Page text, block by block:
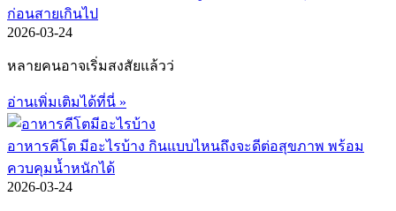
ก่อนสายเกินไป
2026-03-24
หลายคนอาจเริ่มสงสัยแล้วว่
อ่านเพิ่มเติมได้ที่นี่ »
อาหารคีโต มีอะไรบ้าง กินแบบไหนถึงจะดีต่อสุขภาพ พร้อม
ควบคุมน้ำหนักได้
2026-03-24